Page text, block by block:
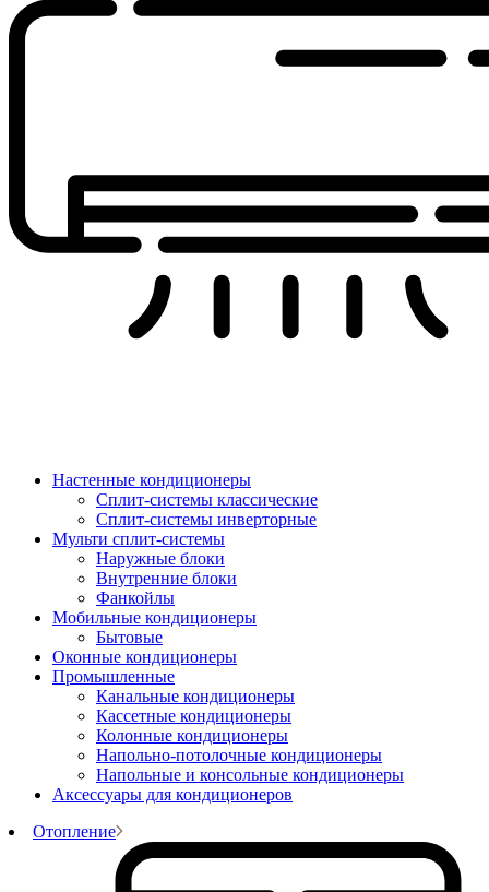
Настенные кондиционеры
Сплит-системы классические
Сплит-системы инверторные
Мульти сплит-системы
Наружные блоки
Внутренние блоки
Фанкойлы
Мобильные кондиционеры
Бытовые
Оконные кондиционеры
Промышленные
Канальные кондиционеры
Кассетные кондиционеры
Колонные кондиционеры
Напольно-потолочные кондиционеры
Напольные и консольные кондиционеры
Аксессуары для кондиционеров
Отопление